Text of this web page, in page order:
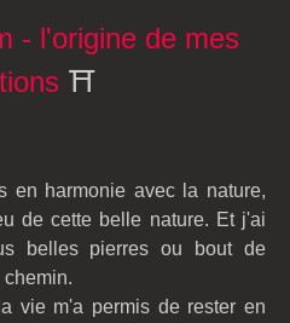
- l'origine de mes
⛩️
harmonie avec la nature,
de cette belle nature. Et j'ai
belles pierres ou bout de
chemin.
m'a permis de rester en